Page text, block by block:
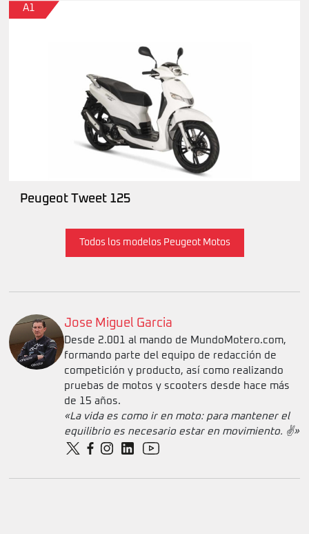
A1
Peugeot Tweet 125
Todos los modelos Peugeot Motos
Jose Miguel Garcia
Desde 2.001 al mando de MundoMotero.com,
formando parte del equipo de redacción de
competición y producto, así como realizando
pruebas de motos y scooters desde hace más
de 15 años.
«La vida es como ir en moto: para mantener el
equilibrio es necesario estar en movimiento. ✌️»